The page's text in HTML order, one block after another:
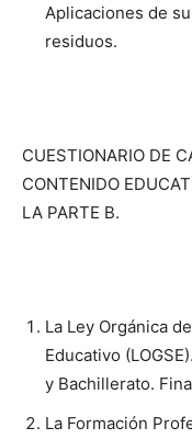
Aplicaciones de
residuos.
CUESTIONARIO DE
CONTENIDO
LA PARTE B.
La Ley Orgánica
Educativo
y Bachillerato.
La Formación